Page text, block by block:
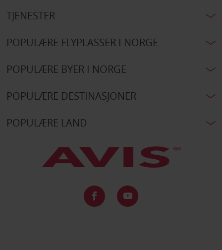
TJENESTER
POPULÆRE FLYPLASSER I NORGE
POPULÆRE BYER I NORGE
POPULÆRE DESTINASJONER
POPULÆRE LAND